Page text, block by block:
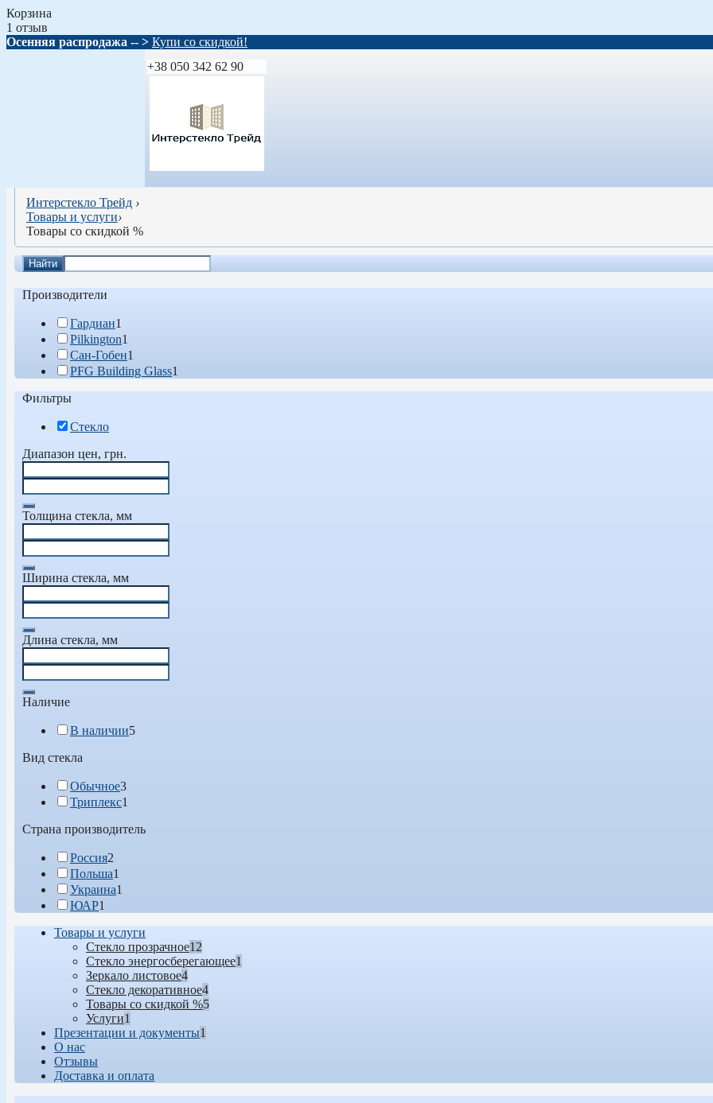
Корзина
1 отзыв
Осенняя распродажа -- > Купи со скидкой!
+38 050 342 62 90
Интерстекло Трейд ›
Товары и услуги›
Товары со скидкой %
Найти
Производители
Гардиан1
Pilkington1
Сан-Гобен1
PFG Building Glass1
Фильтры
Стекло
Диапазон цен, грн.
Толщина стекла, мм
Ширина стекла, мм
Длина стекла, мм
Наличие
В наличии5
Вид стекла
Обычное3
Триплекс1
Страна производитель
Россия2
Польша1
Украина1
ЮАР1
Товары и услуги
Стекло прозрачное12
Стекло энергосберегающее1
Зеркало листовое4
Стекло декоративное4
Товары со скидкой %5
Услуги1
Презентации и документы1
О нас
Отзывы
Доставка и оплата